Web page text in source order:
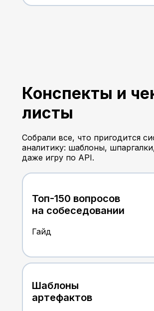
Вхожу в профессию (без
Новичок (опыт 0-3 года)
Выберите свой
уровень
Подборка стартовых
ситуацию.
Все, что нужно
знать про REST API
Вхожу в профессию (без
Новичок (опыт 0-3 года)
Выберите свой
уровень
Подборка стартовых
ситуацию.
Apache Kafka:
основы и практика
Конспекты и
листы
Собрали все, что пригодится
аналитику: шаблоны,
даже игру по API.
Шаблоны
артефактов
Топ-150 вопросов
на собеседовании
Гайд